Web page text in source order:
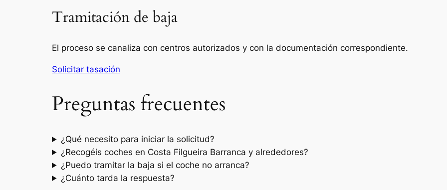
Tramitación de baja
El proceso se canaliza con centros autorizados y con la documentación correspondiente.
Solicitar tasación
Preguntas frecuentes
¿Qué necesito para iniciar la solicitud?
¿Recogéis coches en Costa Filgueira Barranca y alrededores?
¿Puedo tramitar la baja si el coche no arranca?
¿Cuánto tarda la respuesta?